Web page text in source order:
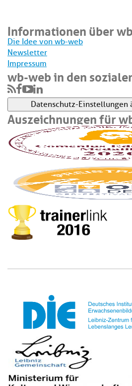
Informationen über
Die Idee von wb-web
Newsletter
Impressum
wb-web in den
Datenschutz-Einstellungen
Auszeichnungen für